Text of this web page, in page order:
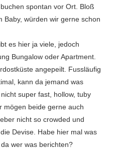
spontan vor Ort. Bloß
Baby, würden wir gerne schon
es hier ja viele, jedoch
Bungalow oder Apartment.
angepeilt. Fussläufig
kann da jemand was
super fast, hollow, tuby
mögen beide gerne auch
nicht so crowded und
Devise. Habe hier mal was
wer was berichten?